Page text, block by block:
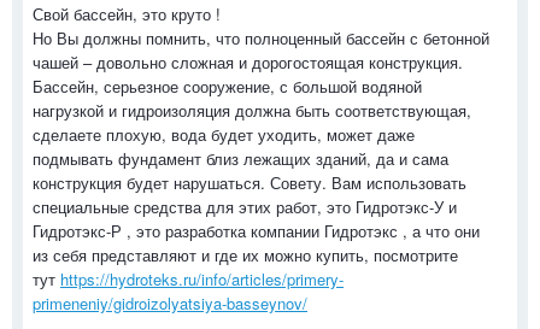
Свой бассейн, это круто !
Но Вы должны помнить, что полноценный бассейн с бетонной
чашей – довольно сложная и дорогостоящая конструкция.
Бассейн, серьезное сооружение, с большой водяной
нагрузкой и гидроизоляция должна быть соответствующая,
сделаете плохую, вода будет уходить, может даже
подмывать фундамент близ лежащих зданий, да и сама
конструкция будет нарушаться. Совету. Вам использовать
специальные средства для этих работ, это Гидротэкс-У и
Гидротэкс-Р , это разработка компании Гидротэкс , а что они
из себя представляют и где их можно купить, посмотрите
тут https://hydroteks.ru/info/articles/primery-
primeneniy/gidroizolyatsiya-basseynov/